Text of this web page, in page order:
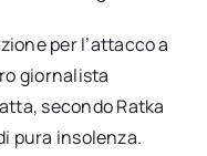
per l’attacco a
giornalista
secondo Ratka
pura insolenza.